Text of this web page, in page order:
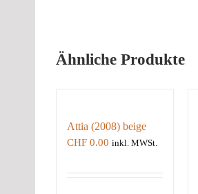
Ähnliche Produkte
Attia (2008) beige
CHF0.00 inkl. MWSt.